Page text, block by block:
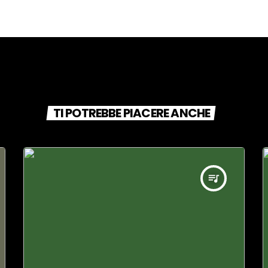
TI POTREBBE PIACERE ANCHE
queue_music